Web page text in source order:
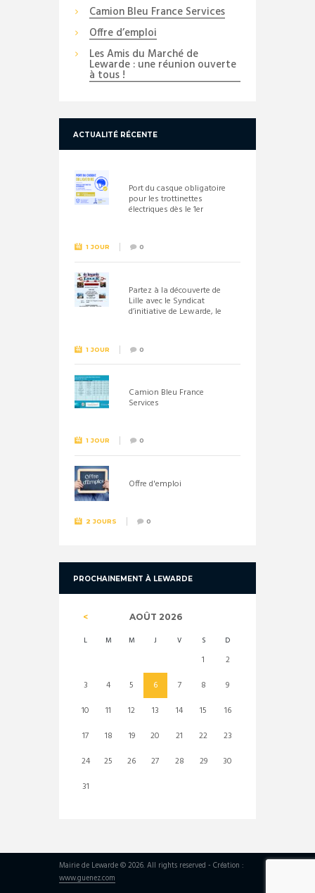
Camion Bleu France Services
Offre d’emploi
Les Amis du Marché de
Lewarde : une réunion ouverte
à tous !
ACTUALITÉ RÉCENTE
Port du casque obligatoire
pour les trottinettes
électriques dès le 1er
1 JOUR 0
Partez à la découverte de
Lille avec le Syndicat
d’initiative de Lewarde, le
1 JOUR 0
Camion Bleu France
Services
1 JOUR 0
Offre d'emploi
2 JOURS 0
PROCHAINEMENT À LEWARDE
AOÛT 2026
L M M J V S D
1
2
3
4 5 6 7 8
9
10
11 12 13 14 15
16
17
18 19 20 21 22
23
24
25 26 27 28 29
30
31
Mairie de Lewarde © 2026. All rights reserved - Création :
www.guenez.com